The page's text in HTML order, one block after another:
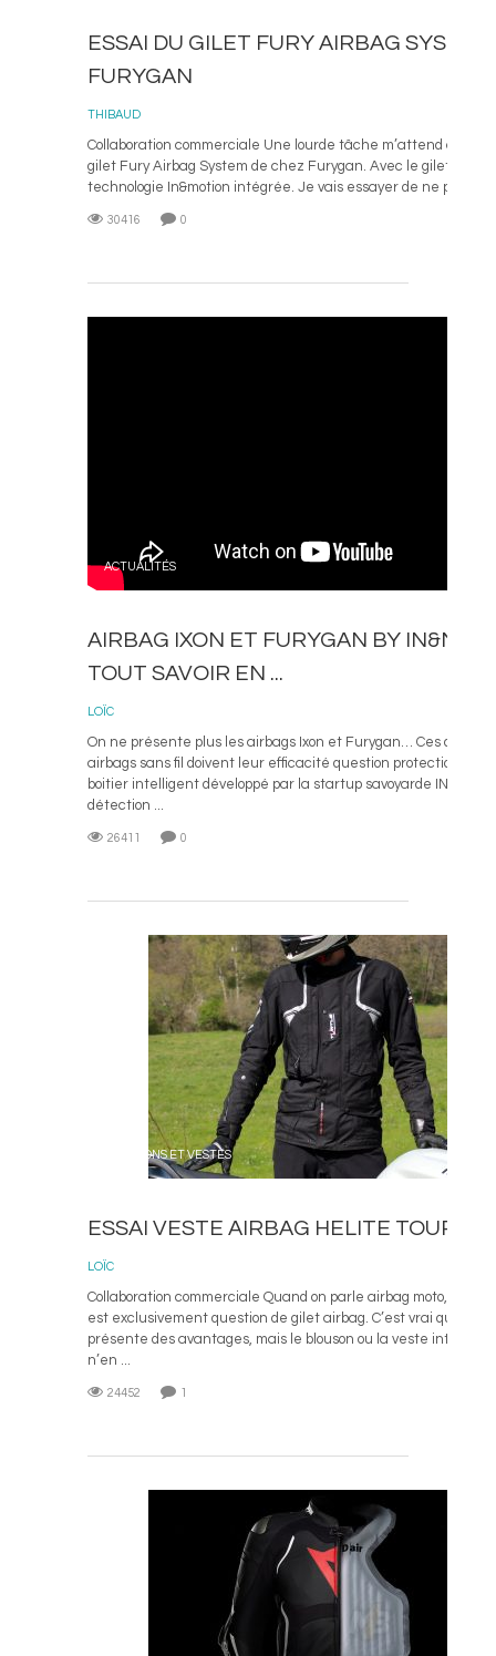
ESSAI DU GILET FURY AIRBAG
FURYGAN
THIBAUD
Collaboration commerciale Une lourde tâche m’attend avec
gilet Fury Airbag System de chez Furygan. Avec le gilet en
technologie In&motion intégrée. Je vais essayer de ne pas
30416 0
ACTUALITÉS
AIRBAG IXON ET FURYGAN BY
TOUT SAVOIR EN ...
LOÏC
On ne présente plus les airbags Ixon et Furygan… Ces deux
airbags sans fil doivent leur efficacité question protection à
boitier intelligent développé par la startup savoyarde
détection ...
26411 0
BLOUSONS ET VESTES
ESSAI VESTE AIRBAG HELITE
LOÏC
Collaboration commerciale Quand on parle airbag moto, pour
est exclusivement question de gilet airbag. C’est vrai que le
présente des avantages, mais le blouson ou la veste
n’en ...
24452 1